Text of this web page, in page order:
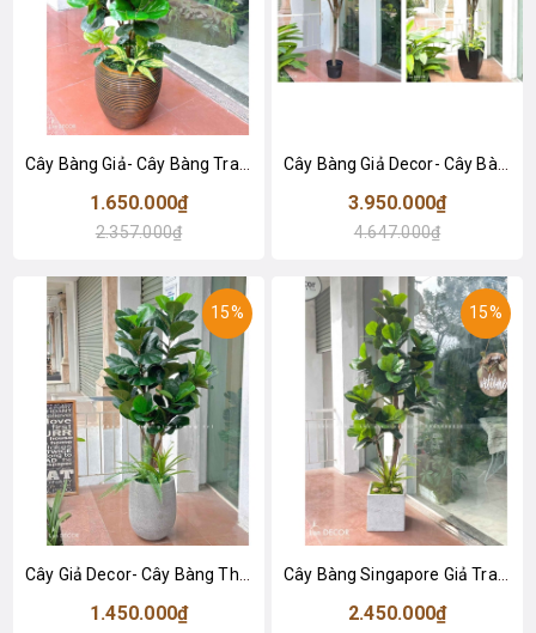
1.650.000₫
2.357.000₫
3.950.000₫
4.647.000₫
15%
1.450.000₫
15%
2.450.000₫